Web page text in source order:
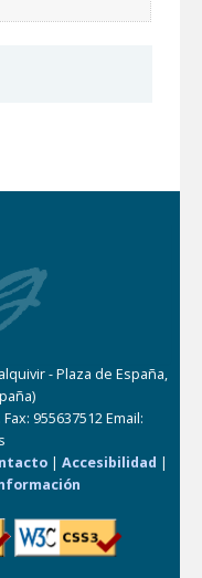
- Plaza de España,
955637512 Email:
|Accesibilidad |